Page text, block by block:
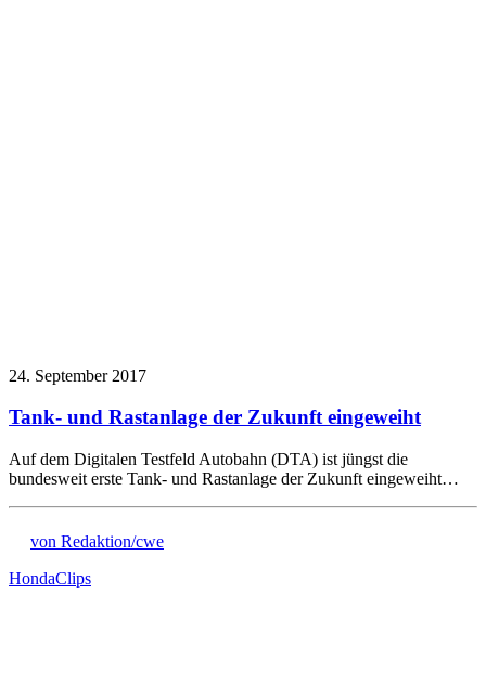
24. September 2017
Tank- und Rastanlage der Zukunft eingeweiht
Auf dem Digitalen Testfeld Autobahn (DTA) ist jüngst die
bundesweit erste Tank- und Rastanlage der Zukunft eingeweiht…
von Redaktion/cwe
HondaClips